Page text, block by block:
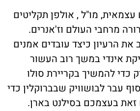
מו"ל , אולפן תקליטים
מרחבי העולם וז'אנרים.
הרעיון כיצד עובדים אמנים
אינדי במשך רוב העשור
כדי להמשיך בקריירת סולו
עבר לבושוויק שבברוקלין כדי
בעצמכם בסילנט בארן.